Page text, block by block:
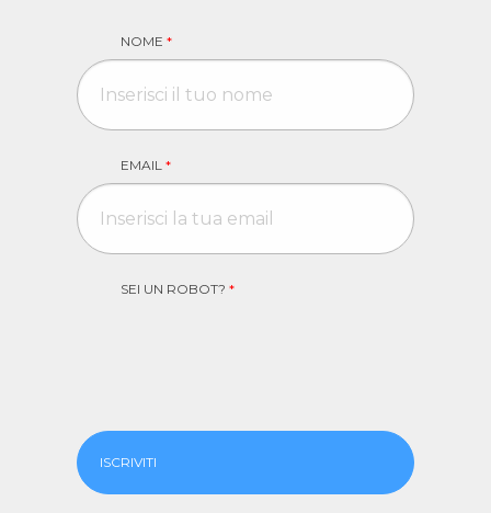
NOME *
EMAIL *
SEI UN ROBOT? *
ISCRIVITI